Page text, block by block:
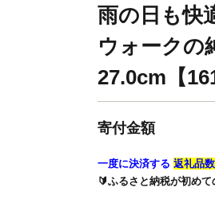
雨の日も快
ウォークの
27.0cm【
寄付金額
一度に決済する 返礼品
🔰ふるさと納税が初め